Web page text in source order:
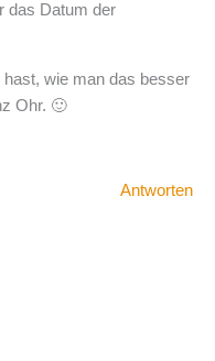
das Datum der
wie man das besser
Ohr. 🙂
Antworten